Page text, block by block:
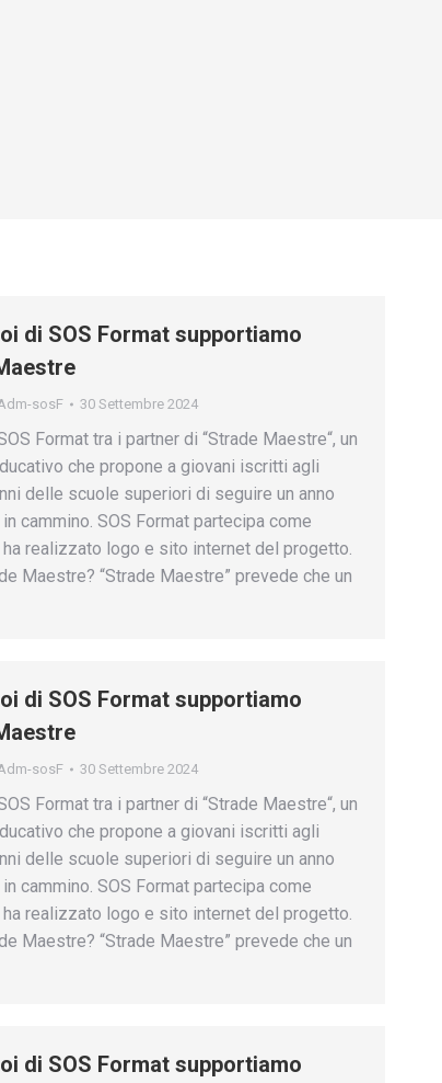
di SOS Format supportiamo
sosF 30 Settembre 2024
Format tra i partner di “Strade Maestre“, un
che propone a giovani iscritti agli
delle scuole superiori di seguire un anno
cammino. SOS Format partecipa come
realizzato logo e sito internet del progetto.
Maestre? “Strade Maestre” prevede che un
di SOS Format supportiamo
sosF 30 Settembre 2024
Format tra i partner di “Strade Maestre“, un
che propone a giovani iscritti agli
delle scuole superiori di seguire un anno
cammino. SOS Format partecipa come
realizzato logo e sito internet del progetto.
Maestre? “Strade Maestre” prevede che un
di SOS Format supportiamo